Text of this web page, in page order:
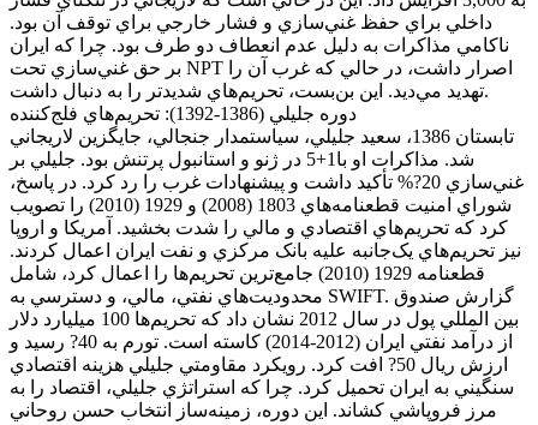
داخلي براي حفظ غني‌سازي و فشار خارجي براي توقف آن بود.
ناکامي مذاکرات به دليل عدم انعطاف دو طرف بود. چرا که ايران
بر حق غني‌سازي تحت NPT اصرار داشت، در حالي که غرب آن را
تهديد مي‌ديد. اين بن‌بست، تحريم‌هاي شديدتر را به دنبال داشت.
دوره جليلي (1386-1392): تحريم‌هاي فلج‌کننده
تابستان 1386، سعيد جليلي، سياستمدار جنجالي، جايگزين لاريجاني
شد. مذاکرات او با1+5 در ژنو و استانبول پرتنش بود. جليلي بر
غني‌سازي 20?% تأکيد داشت و پيشنهادات غرب را رد کرد. در پاسخ،
شوراي امنيت قطعنامه‌هاي 1803 (2008) و 1929 (2010) را تصويب
کرد که تحريم‌هاي اقتصادي و مالي را شدت بخشيد. آمريکا و اروپا
نيز تحريم‌هاي يک‌جانبه عليه بانک مرکزي و نفت ايران اعمال کردند.
قطعنامه 1929 (2010) جامع‌ترين تحريم‌ها را اعمال کرد، شامل
محدوديت‌هاي نفتي، مالي، و دسترسي به SWIFT. گزارش صندوق
بين المللي پول در سال 2012 نشان داد که تحريم‌ها 100 ميليارد دلار
از درآمد نفتي ايران (2012-2014) کاسته است. تورم به 40? رسيد و
ارزش ريال 50? افت کرد. رويکرد مقاومتي جليلي هزينه اقتصادي
سنگيني به ايران تحميل کرد. چرا که استراتژي جليلي، اقتصاد را به
مرز فروپاشي کشاند. اين دوره، زمينه‌ساز انتخاب حسن روحاني